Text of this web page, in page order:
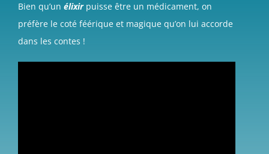
Bien qu’un élixirpuisse être un médicament, on
préfère le coté féérique et magique qu’on lui accorde
dans les contes !